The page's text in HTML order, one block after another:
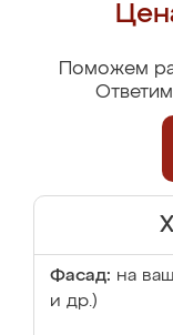
Поможем
Фасад: на
и др.)